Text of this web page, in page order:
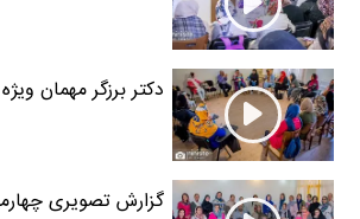
دکتر برزگر مهمان
گزارش تصویری